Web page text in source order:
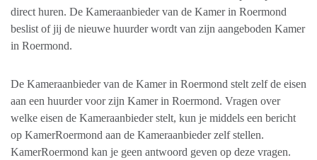
direct huren. De Kameraanbieder van de Kamer in Roermond
beslist of jij de nieuwe huurder wordt van zijn aangeboden Kamer
in Roermond.
De Kameraanbieder van de Kamer in Roermond stelt zelf de eisen
aan een huurder voor zijn Kamer in Roermond. Vragen over
welke eisen de Kameraanbieder stelt, kun je middels een bericht
op KamerRoermond aan de Kameraanbieder zelf stellen.
KamerRoermond kan je geen antwoord geven op deze vragen.